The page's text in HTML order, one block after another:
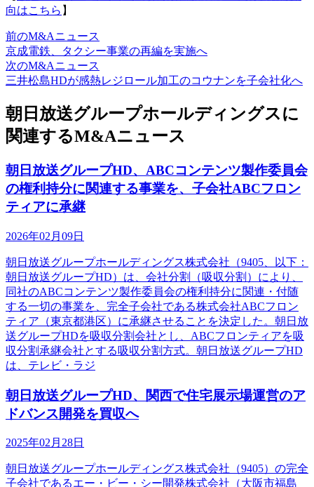
向はこちら 】
前のM&Aニュース
京成電鉄、タクシー事業の再編を実施へ
次のM&Aニュース
三井松島HDが感熱レジロール加工のコウナンを子会社化へ
朝日放送グループホールディングスに
関連するM&Aニュース
朝日放送グループHD、ABCコンテンツ製作委員会
の権利持分に関連する事業を、子会社ABCフロン
ティアに承継
2026年02月09日
朝日放送グループホールディングス株式会社（9405、以下：
朝日放送グループHD）は、会社分割（吸収分割）により、
同社のABCコンテンツ製作委員会の権利持分に関連・付随
する一切の事業を、完全子会社である株式会社ABCフロン
ティア（東京都港区）に承継させることを決定した。朝日放
送グループHDを吸収分割会社とし、ABCフロンティアを吸
収分割承継会社とする吸収分割方式。朝日放送グループHD
は、テレビ・ラジ
朝日放送グループHD、関西で住宅展示場運営のア
ドバンス開発を買収へ
2025年02月28日
朝日放送グループホールディングス株式会社（9405）の完全
子会社であるエー・ビー・シー開発株式会社（大阪市福島